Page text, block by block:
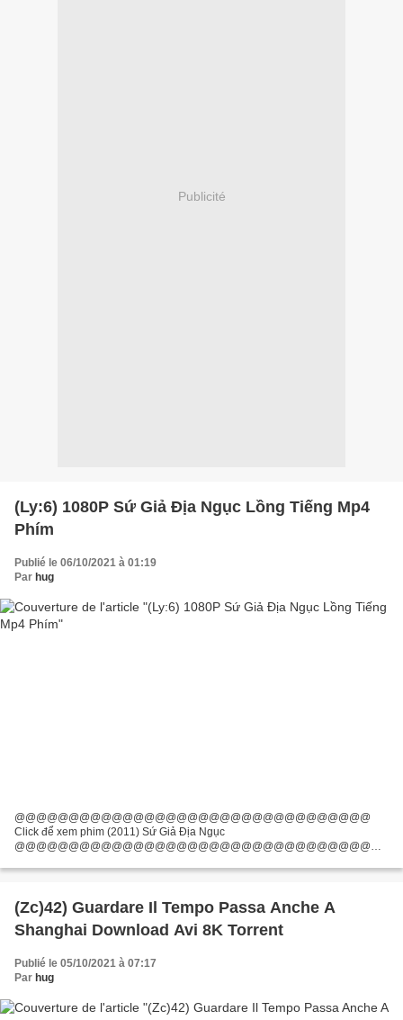
Publicité
(Ly:6) 1080P Sứ Giả Địa Ngục Lồng Tiếng Mp4
Phím
Publié le 06/10/2021 à 01:19
Par hug
@@@@@@@@@@@@@@@@@@@@@@@@@@@@@@@@@
Click để xem phim (2011) Sứ Giả Địa Ngục
@@@@@@@@@@@@@@@@@@@@@@@@@@@@@@@@@
William Fichtner Nhà văn: Todd Farmer, Patrick Lussier Sản xuất tại Quốc...
(Zc)42) Guardare Il Tempo Passa Anche A
Shanghai Download Avi 8K Torrent
Publié le 05/10/2021 à 07:17
Par hug